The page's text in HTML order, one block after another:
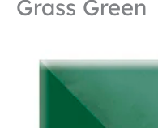
Grass Green